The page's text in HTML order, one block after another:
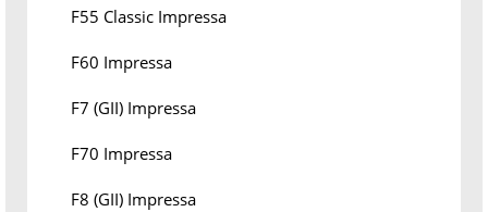
F55 Classic Impressa
F60 Impressa
F7 (GII) Impressa
F70 Impressa
F8 (GII) Impressa